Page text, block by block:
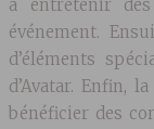
à entretenir
événement.
d’éléments
d’Avatar. Enfin,
bénéficier des